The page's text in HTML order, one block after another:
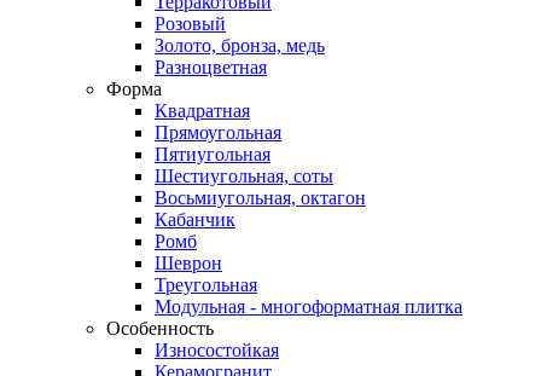
Розовый
Золото, бронза, медь
Разноцветная
Форма
Квадратная
Прямоугольная
Пятиугольная
Шестиугольная, соты
Восьмиугольная, октагон
Кабанчик
Ромб
Шеврон
Треугольная
Модульная - многоформатная плитка
Особенность
Износостойкая
Керамогранит